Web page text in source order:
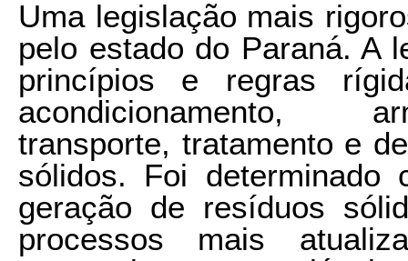
Uma legislação mais
pelo estado do Paraná. A
princípios e regras
acondicionamento,
transporte, tratamento e
sólidos. Foi determinado
geração de resíduos
processos mais